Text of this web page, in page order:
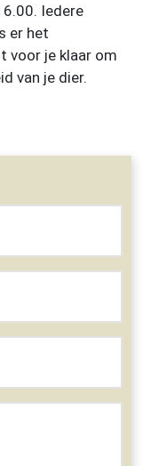
Iedere
er het
voor je klaar om
van je dier.